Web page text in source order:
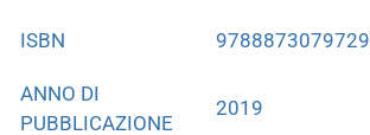
ISBN 9788873079729
ANNO DI
PUBBLICAZIONE
2019